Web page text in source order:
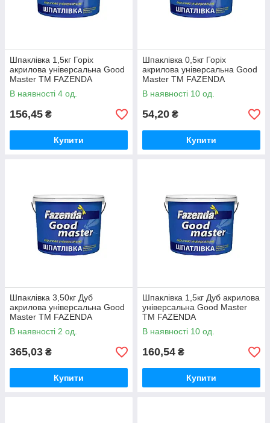
Шпаклівка 1,5кг Горіх
акрилова універсальна Good
Master ТМ FAZENDA
В наявності 4 од.
156,45 ₴
Купити
Шпаклівка 0,5кг Горіх
акрилова універсальна Good
Master ТМ FAZENDA
В наявності 10 од.
54,20 ₴
Купити
Шпаклівка 3,50кг Дуб
акрилова універсальна Good
Master ТМ FAZENDA
В наявності 2 од.
365,03 ₴
Купити
Шпаклівка 1,5кг Дуб акрилова
універсальна Good Master
ТМ FAZENDA
В наявності 10 од.
160,54 ₴
Купити